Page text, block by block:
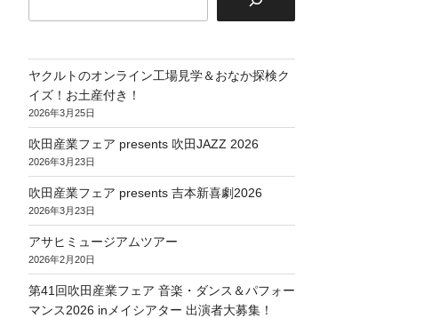
ヤクルトのオンライン工場見学＆おなか探検ク
イズ！お土産付き！
2026年3月25日
吹田産業フェア presents 吹田JAZZ 2026
2026年3月23日
吹田産業フェア presents 吉本新喜劇2026
2026年3月23日
アサヒミュージアムツアー
2026年2月20日
第41回吹田産業フェア 音楽・ダンス＆パフォー
マンス2026 inメイシアター 出演者大募集！